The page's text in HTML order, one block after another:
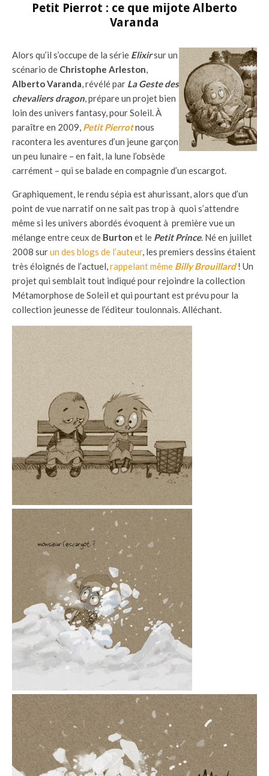
Petit Pierrot : ce que mijote Alberto
Varanda
Alors qu’il s’occupe de la série Elixirsur un
scénario de Christophe Arleston,
Alberto Varanda, révélé par La Geste des
chevaliers dragon, prépare un projet bien
loin des univers fantasy, pour Soleil. À
paraître en 2009, Petit Pierrotnous
racontera les aventures d’un jeune garçon
un peu lunaire – en fait, la lune l’obsède
carrément – qui se balade en compagnie d’un escargot.
Graphiquement, le rendu sépia est ahurissant, alors que d’un
point de vue narratif on ne sait pas trop à quoi s’attendre
même si les univers abordés évoquent à première vue un
mélange entre ceux de Burton et le Petit Prince. Né en juillet
2008 surun des blogs de l’auteur, les premiers dessins étaient
très éloignés de l’actuel,rappelant même Billy Brouillard! Un
projet qui semblait tout indiqué pour rejoindre la collection
Métamorphose de Soleil et qui pourtant est prévu pour la
collection jeunesse de l’éditeur toulonnais. Alléchant.